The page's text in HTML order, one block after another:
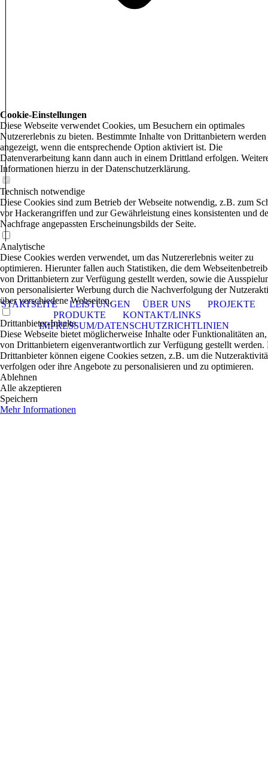
STARTSEITE LEISTUNGEN ÜBER UNS
PROJEKTE
PRODUKTE
KONTAKT/LINKS
IMPRESSUM/DATENSCHUTZRICHTLINIEN
Cookie-Einstellungen
Diese Webseite verwendet Cookies, um Besuchern ein optimales
Nutzererlebnis zu bieten. Bestimmte Inhalte von Drittanbietern
angezeigt, wenn die entsprechende Option aktiviert ist. Die
Datenverarbeitung kann dann auch in einem Drittland erfolgen.
Informationen hierzu in der Datenschutzerklärung.
Technisch notwendige
Diese Cookies sind zum Betrieb der Webseite notwendig, z.B. zum
vor Hackerangriffen und zur Gewährleistung eines konsistenten und
Nachfrage angepassten Erscheinungsbilds der Seite.
Analytische
Diese Cookies werden verwendet, um das Nutzererlebnis weiter zu
optimieren. Hierunter fallen auch Statistiken, die dem
von Drittanbietern zur Verfügung gestellt werden, sowie die
von personalisierter Werbung durch die Nachverfolgung der
über verschiedene Webseiten.
Drittanbieter-Inhalte
Diese Webseite bietet möglicherweise Inhalte oder Funktionalitäten
von Drittanbietern eigenverantwortlich zur Verfügung gestellt werden.
Drittanbieter können eigene Cookies setzen, z.B. um die
verfolgen oder ihre Angebote zu personalisieren und zu optimieren.
Ablehnen
Alle akzeptieren
Speichern
Mehr Informationen